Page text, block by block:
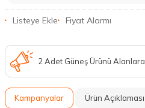
Listeye Ekle Fiyat Alarmı
2 Adet Güneş Ürünü Alanlara
Kampanyalar Ürün Açıklaması